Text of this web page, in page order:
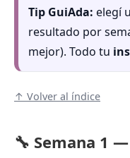
Tip GuiAda: elegí
resultado por
mejor). Todo tu
↑ Volver al índice
🔧 Semana 1